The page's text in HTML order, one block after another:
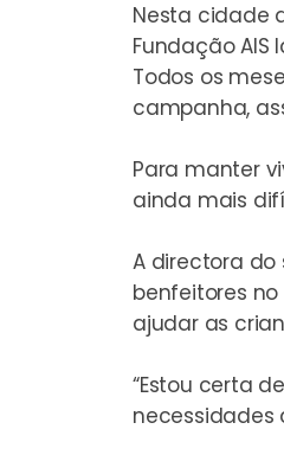
Nesta cidade
Fundação
Todos os
campanha,
Para manter
ainda mais
A directora
benfeitores
ajudar as
“Estou certa
necessidades